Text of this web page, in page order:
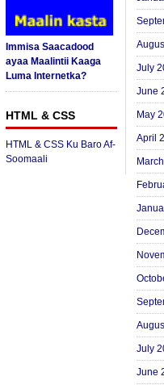
Immisa Saacadood
ayaa Maalintii Kaaga
Luma Internetka?
HTML & CSS
HTML & CSS Ku Baro Af-
Soomaali
July
June
May
April
July
June